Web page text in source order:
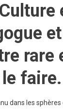
rare
faire.
dans les